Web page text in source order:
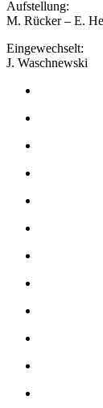
Aufstellung:
M. Rücker – E.
Eingewechselt:
J. Waschnewski